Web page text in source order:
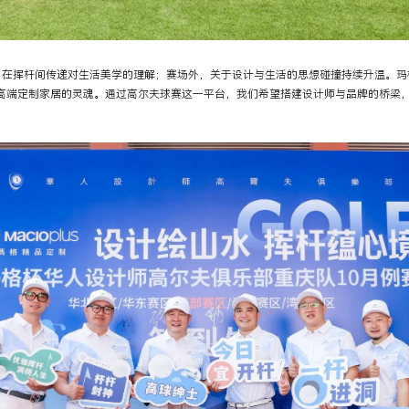
挥杆间传递对生活美学的理解；赛场外，关于设计与生活的思想碰撞持续升温。
端定制家居的灵魂。通过高尔夫球赛这一平台，我们希望搭建设计师与品牌的桥梁